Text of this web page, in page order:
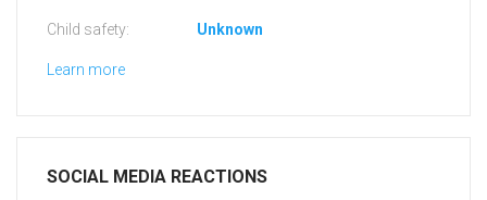
Child safety: Unknown
Learn more
SOCIAL MEDIA REACTIONS